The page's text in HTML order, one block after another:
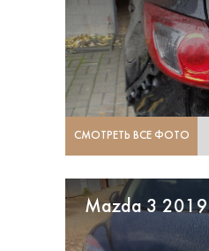
СМОТРЕТЬ ВСЕ ФОТО
Mazda 3 2019